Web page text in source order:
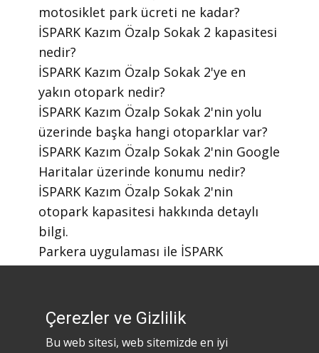
motosiklet park ücreti ne kadar?
​İSPARK Kazım Özalp Sokak 2 kapasitesi
nedir?
​İSPARK Kazım Özalp Sokak 2'ye en
yakın otopark nedir?
​İSPARK Kazım Özalp Sokak 2'nin yolu
üzerinde başka hangi otoparklar var?
​İSPARK Kazım Özalp Sokak 2'nin Google
Haritalar üzerinde konumu nedir?
​İSPARK Kazım Özalp Sokak 2'nin
otopark kapasitesi hakkında detaylı
bilgi.
​Parkera uygulaması ile İSPARK
otoparklarını nasıl bulabilirim?
indirilir?
Çerezler ve Gizlilik
Bu web sitesi, web sitemizde en iyi